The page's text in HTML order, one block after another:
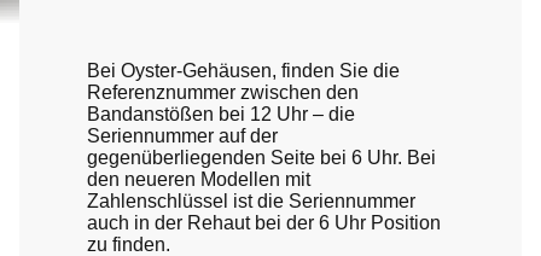
Bei Oyster-Gehäusen, finden Sie die
Referenznummer zwischen den
Bandanstößen bei 12 Uhr – die
Seriennummer auf der
gegenüberliegenden Seite bei 6 Uhr. Bei
den neueren Modellen mit
Zahlenschlüssel ist die Seriennummer
auch in der Rehaut bei der 6 Uhr Position
zu finden.